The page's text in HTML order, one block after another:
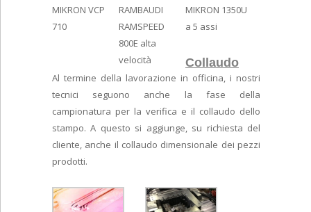
MIKRON VCP
710
RAMBAUDI
RAMSPEED
800E alta
velocità
MIKRON 1350U
a 5 assi
Collaudo
Al termine della lavorazione in officina, i nostri
tecnici seguono anche la fase della
campionatura per la verifica e il collaudo dello
stampo. A questo si aggiunge, su richiesta del
cliente, anche il collaudo dimensionale dei pezzi
prodotti.